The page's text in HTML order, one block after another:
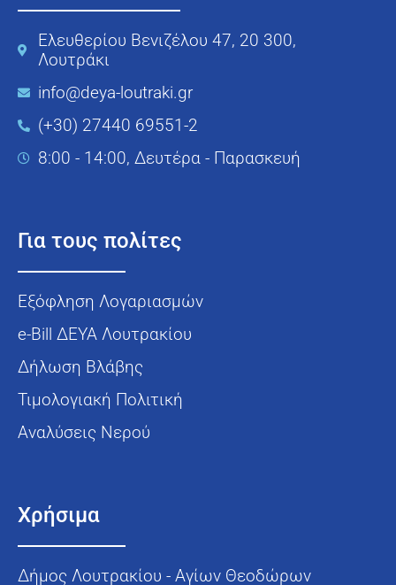
Ελευθερίου Βενιζέλου 47, 20 300,
Λουτράκι
info@deya-loutraki.gr
(+30) 27440 69551-2
8:00 - 14:00, Δευτέρα - Παρασκευή
Για τους πολίτες
Εξόφληση Λογαριασμών
e-Bill ΔΕΥΑ Λουτρακίου
Δήλωση Βλάβης
Τιμολογιακή Πολιτική
Αναλύσεις Νερού
Χρήσιμα
Δήμος Λουτρακίου - Αγίων Θεοδώρων